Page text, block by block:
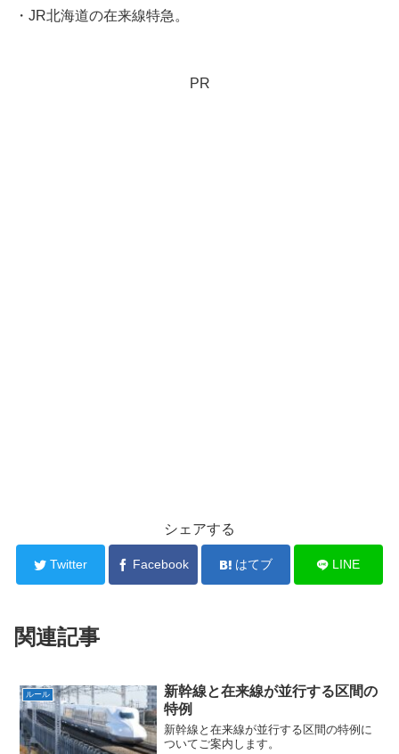
・JR北海道の在来線特急。
PR
シェアする
Twitter Facebook はてブ LINE
関連記事
ルール
新幹線と在来線が並行する区間の
特例
新幹線と在来線が並行する区間の特例に
ついてご案内します。